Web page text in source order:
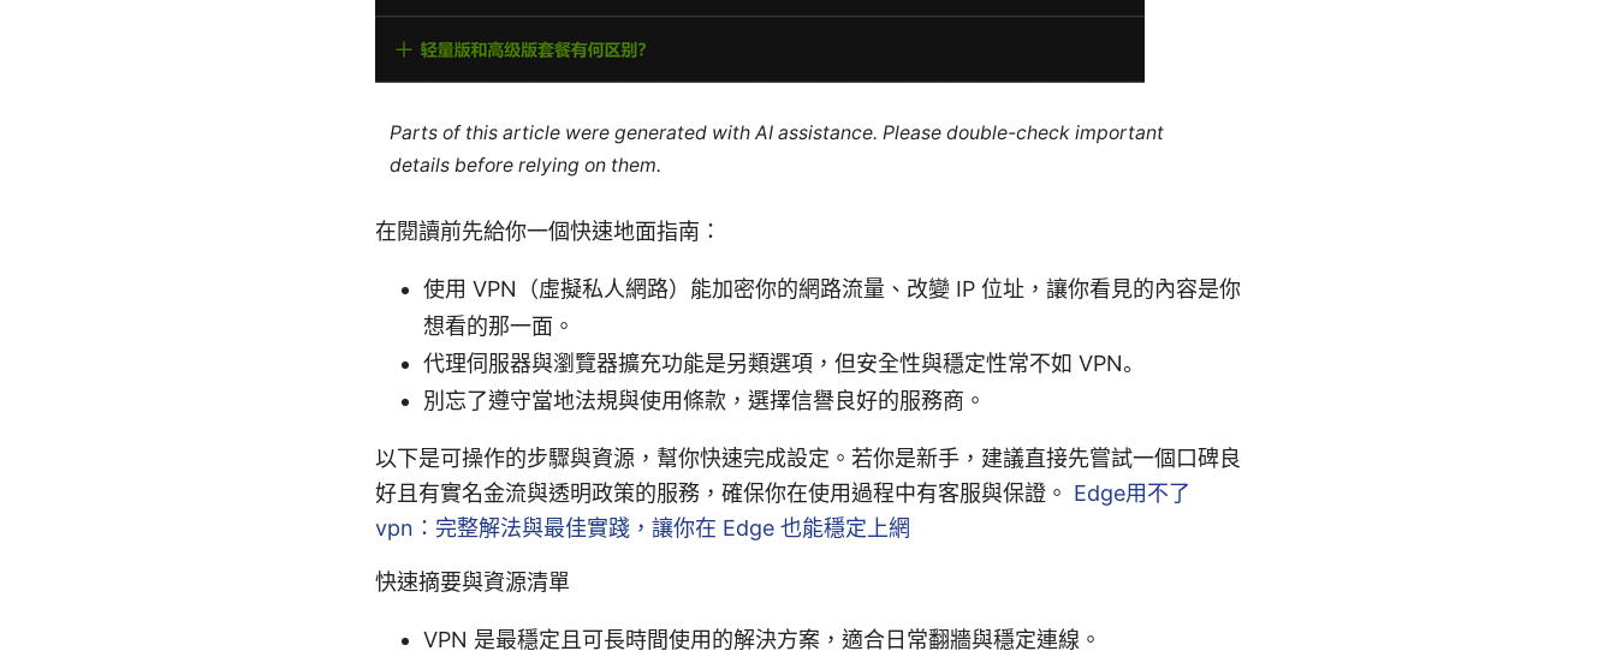
Parts of this article were generated with AI assistance. Please double-check important
details before relying on them.
在閱讀前先給你一個快速地面指南：
使用 VPN（虛擬私人網路）能加密你的網路流量、改變 IP 位址，讓你看見的內容是你
想看的那一面。
代理伺服器與瀏覽器擴充功能是另類選項，但安全性與穩定性常不如 VPN。
別忘了遵守當地法規與使用條款，選擇信譽良好的服務商。
以下是可操作的步驟與資源，幫你快速完成設定。若你是新手，建議直接先嘗試一個口碑良
好且有實名金流與透明政策的服務，確保你在使用過程中有客服與保證。 Edge用不了
vpn：完整解法與最佳實踐，讓你在 Edge 也能穩定上網
快速摘要與資源清單
VPN 是最穩定且可長時間使用的解決方案，適合日常翻牆與穩定連線。